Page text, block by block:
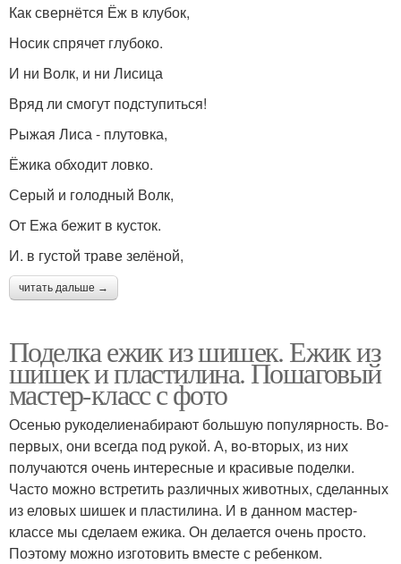
Как свернётся Ёж в клубок,
Носик спрячет глубоко.
И ни Волк, и ни Лисица
Вряд ли смогут подступиться!
Рыжая Лиса - плутовка,
Ёжика обходит ловко.
Серый и голодный Волк,
От Ежа бежит в кусток.
И. в густой траве зелёной,
читать дальше →
Поделка ежик из шишек. Ежик из
шишек и пластилина. Пошаговый
мастер-класс с фото
Осенью рукоделиенабирают большую популярность. Во-
первых, они всегда под рукой. А, во-вторых, из них
получаются очень интересные и красивые поделки.
Часто можно встретить различных животных, сделанных
из еловых шишек и пластилина. И в данном мастер-
классе мы сделаем ежика. Он делается очень просто.
Поэтому можно изготовить вместе с ребенком.